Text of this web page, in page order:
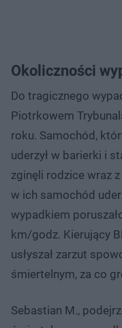
Okoliczności
Do tragicznego
Piotrkowem
roku. Samochód,
uderzył w barierki i
zginęli rodzice wraz
w ich samochód
wypadkiem
km/godz. Kierujący
usłyszał zarzut
śmiertelnym, za co
Sebastian M.,